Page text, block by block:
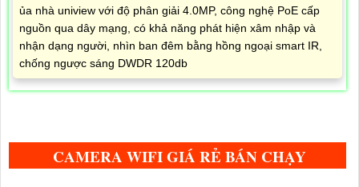
ủa nhà uniview với độ phân giải 4.0MP, công nghệ PoE cấp
nguồn qua dây mạng, có khả năng phát hiện xâm nhập và
nhận dạng người, nhìn ban đêm bằng hồng ngoại smart IR,
chống ngược sáng DWDR 120db
CAMERA WIFI GIÁ RẺ BÁN CHẠY